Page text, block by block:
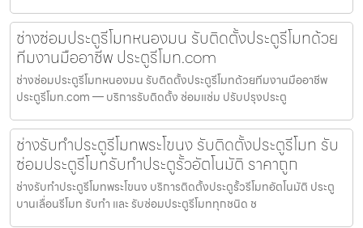
ช่างซ่อมประตูรีโมทหนองมน รับติดตั้งประตูรีโมทด้วย
ทีมงานมืออาชีพ ประตูรีโมท.com
ช่างซ่อมประตูรีโมทหนองมน รับติดตั้งประตูรีโมทด้วยทีมงานมืออาชีพ
ประตูรีโมท.com — บริการรับติดตั้ง ซ่อมแซ่ม ปรับปรุงประตู
ช่างรับทำประตูรีโมทพระโขนง รับติดตั้งประตูรีโมท รับ
ซ่อมประตูรีโมทรับทำประตูรั้วอัตโนมัติ ราคาถูก
ช่างรับทำประตูรีโมทพระโขนง บริการติดตั้งประตูรั้วรีโมทอัตโนมัติ ประตู
บานเลื่อนรีโมท รับทำ และ รับซ่อมประตูรีโมททุกชนิด ช